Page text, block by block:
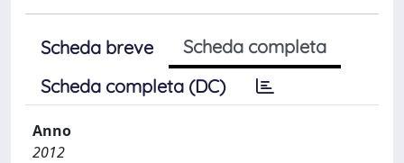
Scheda breve
Scheda completa
Scheda completa (DC)
Anno
2012